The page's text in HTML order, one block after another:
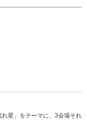
星」をテーマに、3会場それ